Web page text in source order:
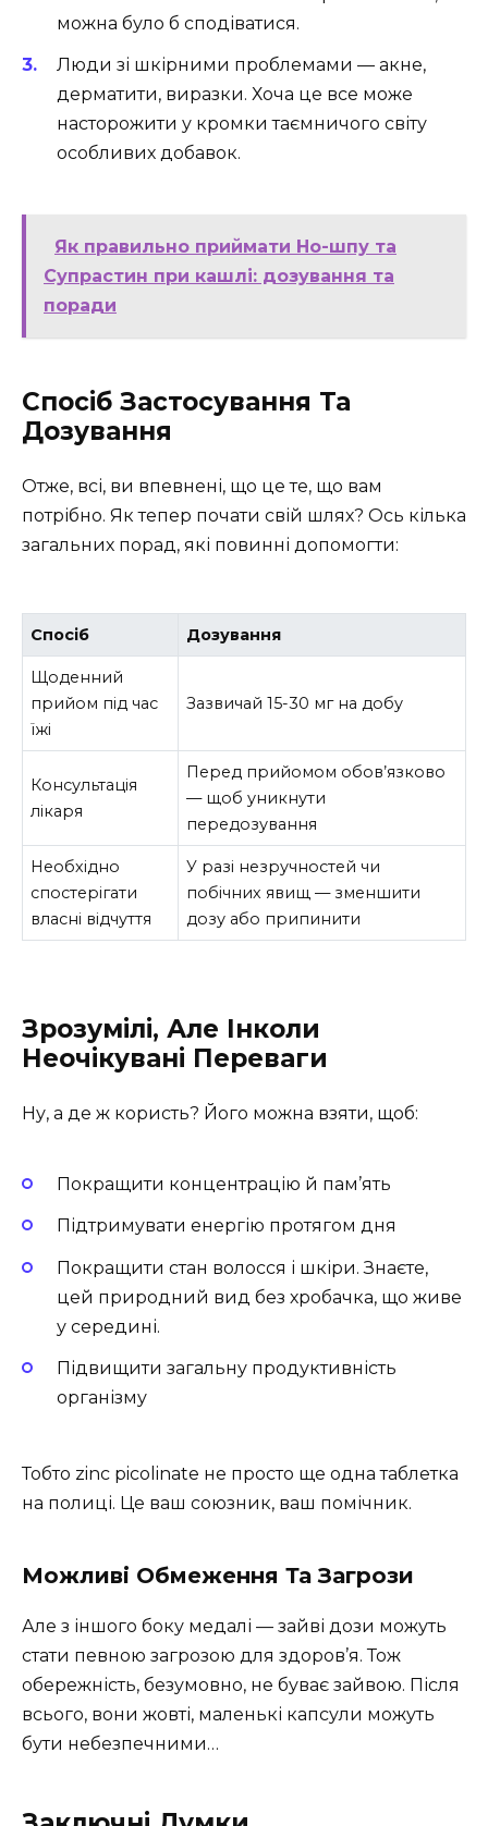
можна було б сподіватися.
Люди зі шкірними проблемами — акне,
дерматити, виразки. Хоча це все може
насторожити у кромки таємничого світу
особливих добавок.
Як правильно приймати Но-шпу та
Супрастин при кашлі: дозування та
поради
Спосіб Застосування Та
Дозування
Отже, всі, ви впевнені, що це те, що вам
потрібно. Як тепер почати свій шлях? Ось кілька
загальних порад, які повинні допомогти:
Спосіб Дозування
Щоденний
прийом під час
їжі
Зазвичай 15-30 мг на добу
Консультація
лікаря
Перед прийомом обов’язково
— щоб уникнути
передозування
Необхідно
спостерігати
власні відчуття
У разі незручностей чи
побічних явищ — зменшити
дозу або припинити
Зрозумілі, Але Інколи
Неочікувані Переваги
Ну, а де ж користь? Його можна взяти, щоб:
Покращити концентрацію й пам’ять
Підтримувати енергію протягом дня
Покращити стан волосся і шкіри. Знаєте,
цей природний вид без хробачка, що живе
у середині.
Підвищити загальну продуктивність
організму
Тобто zinc picolinate не просто ще одна таблетка
на полиці. Це ваш союзник, ваш помічник.
Можливі Обмеження Та Загрози
Але з іншого боку медалі — зайві дози можуть
стати певною загрозою для здоров’я. Тож
обережність, безумовно, не буває зайвою. Після
всього, вони жовті, маленькі капсули можуть
бути небезпечними…